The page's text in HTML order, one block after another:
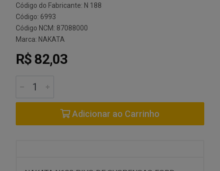
Código do Fabricante: N 188
Código: 6993
Código NCM: 87088000
Marca: NAKATA
R$ 82,03
Adicionar ao Carrinho